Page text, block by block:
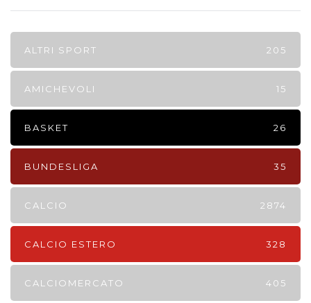
ALTRI SPORT 205
AMICHEVOLI 15
BASKET 26
BUNDESLIGA 35
CALCIO 2874
CALCIO ESTERO 328
CALCIOMERCATO 405